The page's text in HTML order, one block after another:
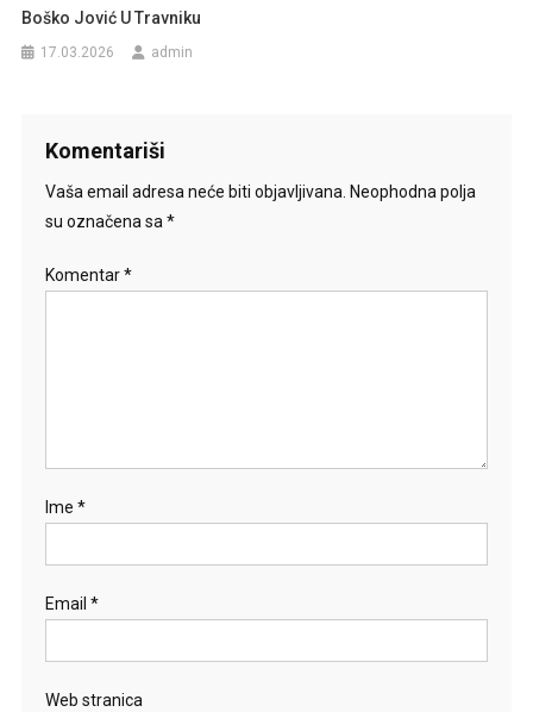
Boško Jović U Travniku
17.03.2026 admin
Komentariši
Vaša email adresa neće biti objavljivana. Neophodna polja
su označena sa*
Komentar*
Ime *
Email *
Web stranica